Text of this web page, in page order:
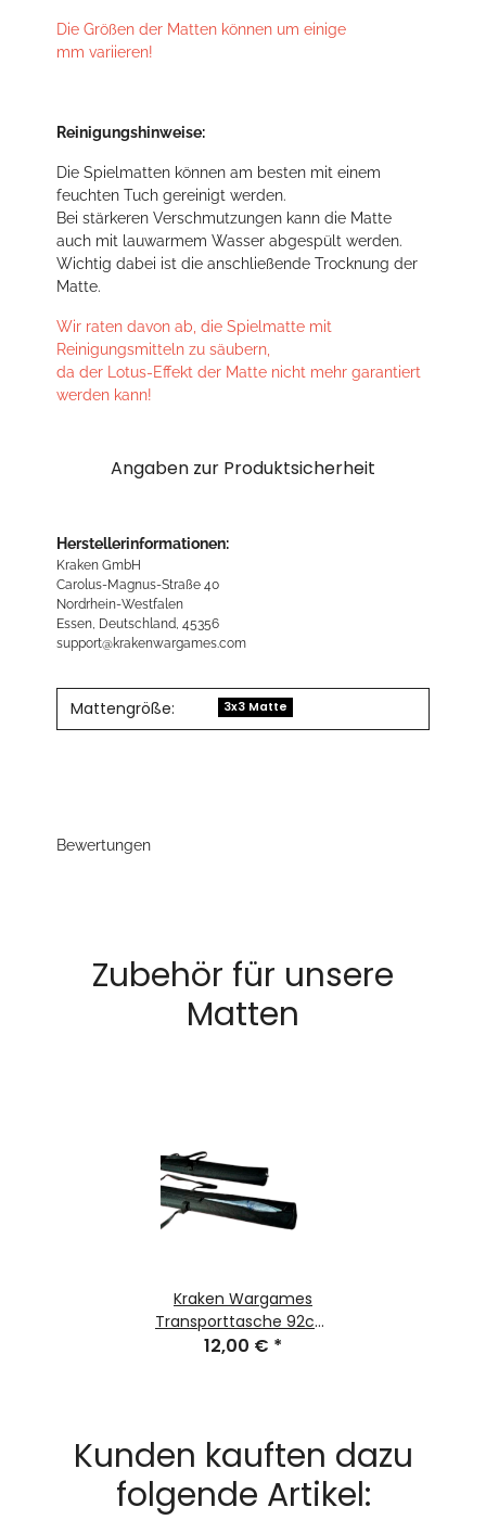
Die Größen der Matten können um einige
mm variieren!
Reinigungshinweise:
Die Spielmatten können am besten mit einem
feuchten Tuch gereinigt werden.
Bei stärkeren Verschmutzungen kann die Matte
auch mit lauwarmem Wasser abgespült werden.
Wichtig dabei ist die anschließende Trocknung der
Matte.
Wir raten davon ab, die Spielmatte mit
Reinigungsmitteln zu säubern,
da der Lotus-Effekt der Matte nicht mehr garantiert
werden kann!
Angaben zur Produktsicherheit
Herstellerinformationen:
Kraken GmbH
Carolus-Magnus-Straße 40
Nordrhein-Westfalen
Essen, Deutschland, 45356
support@krakenwargames.com
Mattengröße: 3x3 Matte
Bewertungen
Zubehör für unsere
Matten
Kraken Wargames
Transporttasche 92cm
für Gaming Mats
12,00 € *
Kunden kauften dazu
folgende Artikel: